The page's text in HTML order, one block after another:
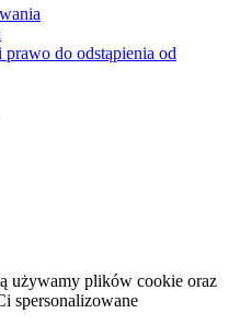
do odstąpienia od
używamy plików cookie oraz
spersonalizowane